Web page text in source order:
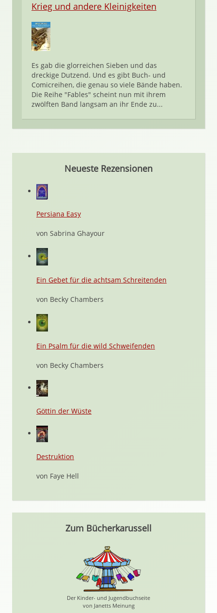
Krieg und andere Kleinigkeiten
Es gab die glorreichen Sieben und das
dreckige Dutzend. Und es gibt Buch- und
Comicreihen, die genau so viele Bände haben.
Die Reihe "Fables" scheint nun mit ihrem
zwölften Band langsam an ihr Ende zu...
Neueste Rezensionen
Persiana Easy
von Sabrina Ghayour
Ein Gebet für die achtsam Schreitenden
von Becky Chambers
Ein Psalm für die wild Schweifenden
von Becky Chambers
Göttin der Wüste
Destruktion
von Faye Hell
Zum Bücherkarussell
Der Kinder- und Jugendbuchseite
von Janetts Meinung